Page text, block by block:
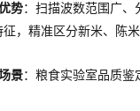
势：扫描波数范围广、
征，精准区分新米、陈
景：粮食实验室品质鉴